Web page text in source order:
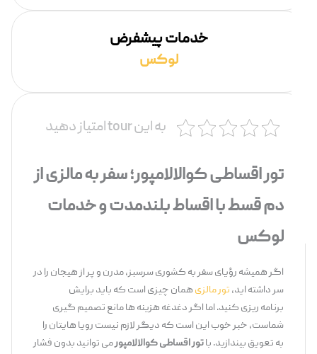
خدمات پیشفرض
لوکس
به این tour امتیاز دهید
تور اقساطی کوالالامپور؛ سفر به مالزی از
دم قسط با اقساط بلندمدت و خدمات
لوکس
اگر همیشه رؤیای سفر به کشوری سرسبز، مدرن و پر از هیجان را در
سر داشته ‌اید،تور مالزیهمان چیزی است که باید برایش
برنامه ‌ریزی کنید. اما اگر دغدغه هزینه ‌ها مانع تصمیم‌ گیری
شماست، خبر خوب این است که دیگر لازم نیست رویا هایتان را
به تعویق بیندازید. باتور اقساطی کوالالامپورمی‌ توانید بدون فشار